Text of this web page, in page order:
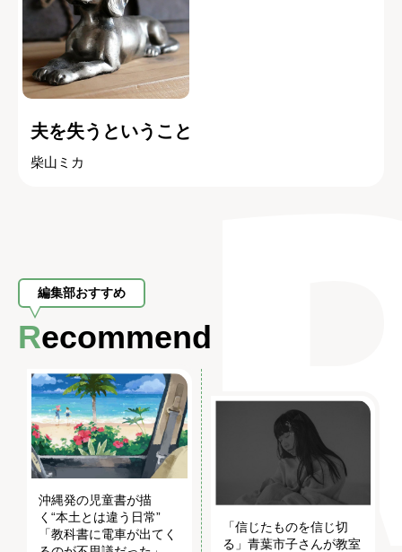
夫を失うということ
柴山ミカ
編集部おすすめ
Recommend
沖縄発の児童書が描
く“本土とは違う日常”
「教科書に電車が出てく
「信じたものを信じ切
る」青葉市子さんが教室